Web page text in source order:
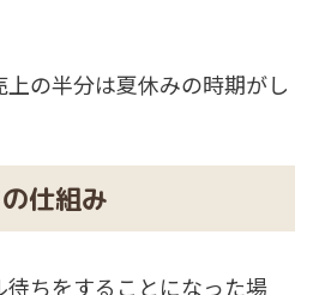
の半分は夏休みの時期がし
仕組み
ちをすることになった場